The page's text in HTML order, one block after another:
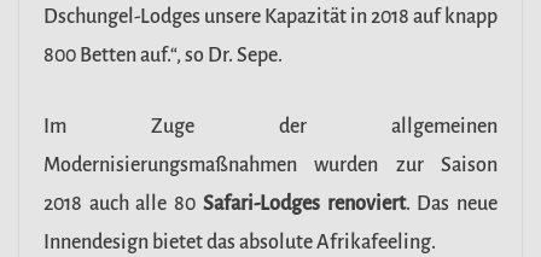
Dschungel-Lodges unsere Kapazität in 2018 auf knapp
800 Betten auf.“, so Dr. Sepe.
Im Zuge der allgemeinen
Modernisierungsmaßnahmen wurden zur Saison
2018 auch alle 80 Safari-Lodges renoviert. Das neue
Innendesign bietet das absolute Afrikafeeling.